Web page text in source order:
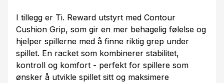
I tillegg er Ti. Reward utstyrt med Contour
Cushion Grip, som gir en mer behagelig følelse og
hjelper spillerne med å finne riktig grep under
spillet. En racket som kombinerer stabilitet,
kontroll og komfort - perfekt for spillere som
ønsker å utvikle spillet sitt og maksimere